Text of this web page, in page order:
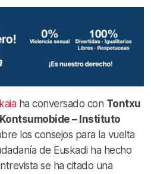
ha conversado con Tontxu
Kontsumobide – Instituto
los consejos para la vuelta
de Euskadi ha hecho
se ha citado una